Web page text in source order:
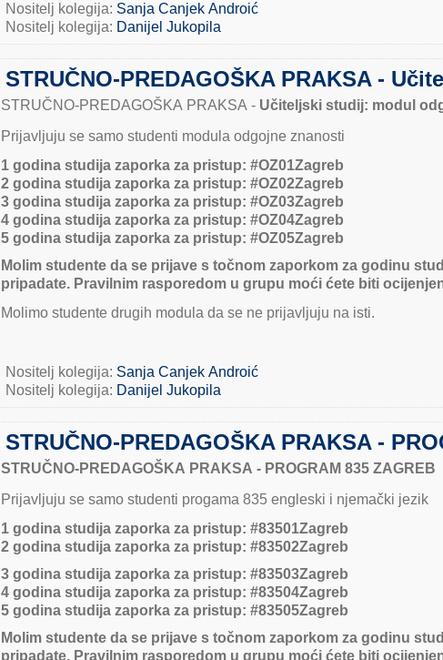
Nositelj kolegija: Sanja Canjek Androić
Nositelj kolegija: Danijel Jukopila
STRUČNO-PREDAGOŠKA PRAKSA -
STRUČNO-PREDAGOŠKA PRAKSA - Učiteljski studij: modul
Prijavljuju se samo studenti modula odgojne znanosti
1 godina studija zaporka za pristup: #OZ01Zagreb
2 godina studija zaporka za pristup: #OZ02Zagreb
3 godina studija zaporka za pristup: #OZ03Zagreb
4 godina studija zaporka za pristup: #OZ04Zagreb
5 godina studija zaporka za pristup: #OZ05Zagreb
Molim studente da se prijave s točnom zaporkom za godinu
pripadate. Pravilnim rasporedom u grupu moći ćete biti
Molimo studente drugih modula da se ne prijavljuju na isti.
Nositelj kolegija: Sanja Canjek Androić
Nositelj kolegija: Danijel Jukopila
STRUČNO-PREDAGOŠKA PRAKSA -
STRUČNO-PREDAGOŠKA PRAKSA - PROGRAM 835 ZAGREB
Prijavljuju se samo studenti progama 835 engleski i njemački jezik
1 godina studija zaporka za pristup: #83501Zagreb
2 godina studija zaporka za pristup: #83502Zagreb
3 godina studija zaporka za pristup: #83503Zagreb
4 godina studija zaporka za pristup: #83504Zagreb
5 godina studija zaporka za pristup: #83505Zagreb
Molim studente da se prijave s točnom zaporkom za godinu
pripadate. Pravilnim rasporedom u grupu moći ćete biti